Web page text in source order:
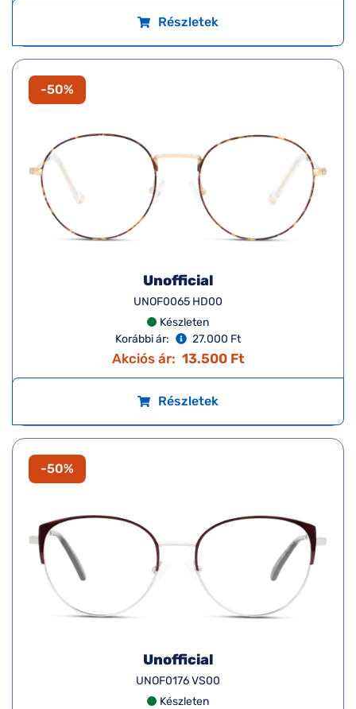
Részletek
-50%
Unofficial
UNOF0065 HD00
Készleten
Korábbi ár:
27.000 Ft
Akciós ár: 13.500 Ft
Részletek
-50%
Unofficial
UNOF0176 VS00
Készleten